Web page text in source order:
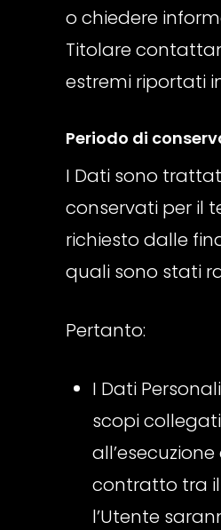
o chiedere
Titolare
estremi riportati
Periodo di
I Dati sono
conservati per il
richiesto dalle
quali sono stati
Pertanto:
I Dati
scopi collegati
contratto tra
l’Utente